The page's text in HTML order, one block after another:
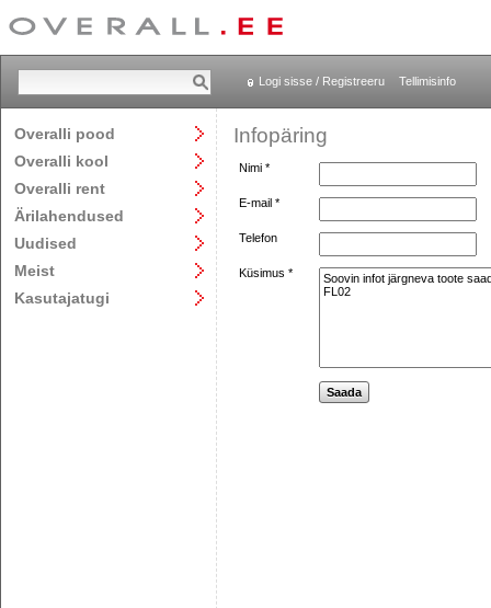
Logi sisse / Registreeru Tellimisinfo
Overalli pood
Overalli kool
Overalli rent
Ärilahendused
Uudised
Meist
Kasutajatugi
Infopäring
Nimi *
E-mail *
Telefon
Küsimus *
Saada